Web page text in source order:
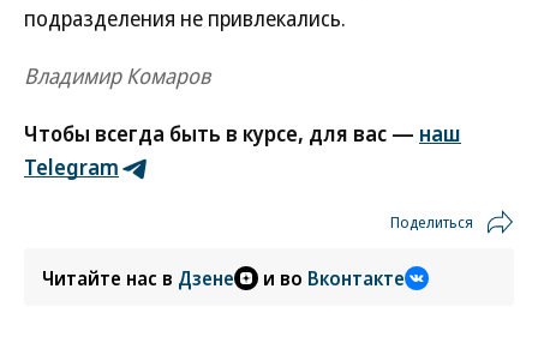
подразделения не привлекались.
Владимир Комаров
Чтобы всегда быть в курсе, для вас — наш
Telegram
Поделиться
Читайте нас в Дзене и во Вконтакте